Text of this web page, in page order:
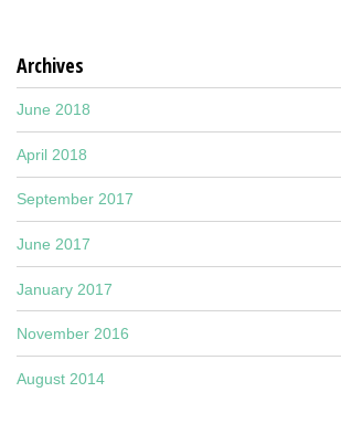
Archives
June 2018
April 2018
September 2017
June 2017
January 2017
November 2016
August 2014